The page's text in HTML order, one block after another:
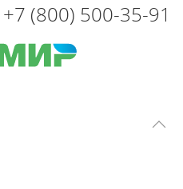
+7 (800) 500-35-91